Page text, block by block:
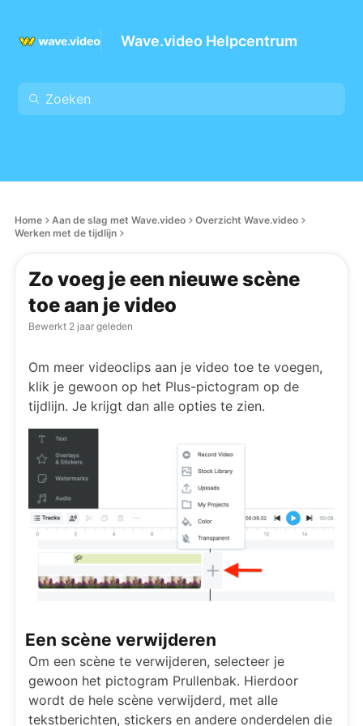
Wave.video Helpcentrum
Home Aan de slag met Wave.video
Overzicht Wave.video
Werken met de tijdlijn
Zo voeg je een nieuwe scène
toe aan je video
Bewerkt 2 jaar geleden
Om meer videoclips aan je video toe te voegen,
klik je gewoon op het Plus-pictogram op de
tijdlijn. Je krijgt dan alle opties te zien.
Een scène verwijderen
Om een scène te verwijderen, selecteer je
gewoon het pictogram Prullenbak. Hierdoor
wordt de hele scène verwijderd, met alle
tekstberichten, stickers en andere onderdelen die